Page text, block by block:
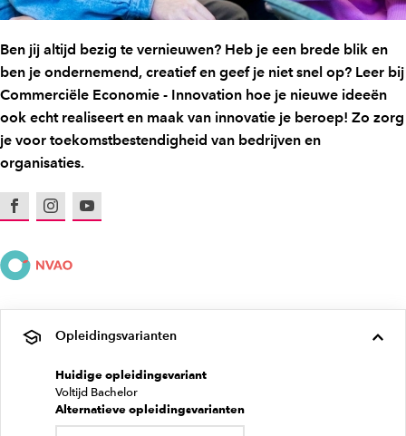
Ben jij altijd bezig te vernieuwen? Heb je een brede blik en
ben je ondernemend, creatief en geef je niet snel op? Leer bij
Commerciële Economie - Innovation hoe je nieuwe ideeën
ook echt realiseert en maak van innovatie je beroep! Zo zorg
je voor toekomstbestendigheid van bedrijven en
organisaties.
FacebookInstagramYoutube
Opleidingsvarianten
Huidige opleidingsvariant
Voltijd Bachelor
Alternatieve opleidingsvarianten